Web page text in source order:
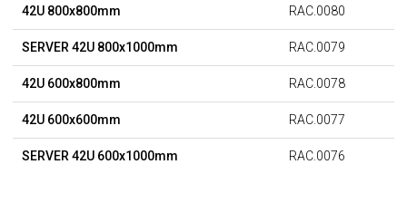
42U 800x800mm RAC.0080
SERVER 42U 800x1000mm RAC.0079
42U 600x800mm RAC.0078
42U 600x600mm RAC.0077
SERVER 42U 600x1000mm RAC.0076